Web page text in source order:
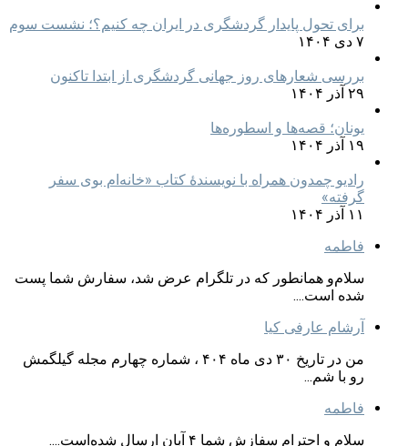
برای تحول پایدار گردشگری در ایران چه کنیم؟؛ نشست سوم
۷ دی ۱۴۰۴
بررسی شعارهای روز جهانی گردشگری از ابتدا تاکنون
۲۹ آذر ۱۴۰۴
یونان؛ قصه‌ها و اسطوره‌ها
۱۹ آذر ۱۴۰۴
رادیو چمدون همراه با نویسندهٔ کتاب «خانه‌ام بوی سفر
گرفته»
۱۱ آذر ۱۴۰۴
فاطمه
سلام‌و همانطور که در تلگرام عرض شد، سفارش شما پست
شده است....
آرشام عارفی کیا
من در تاریخ ۳۰ دی ماه ۴۰۴ ، شماره چهارم مجله گیلگمش
رو با شم...
فاطمه
سلام و احترام سفازش شما ۴ آبان ارسال شده‌است....